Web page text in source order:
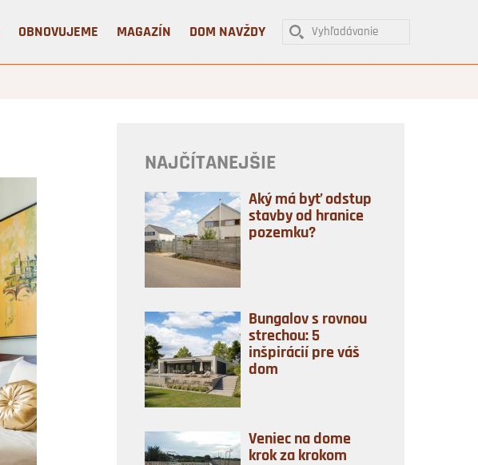
OBNOVUJEME MAGAZÍN DOM NAVŽDY
NAJČÍTANEJŠIE
Aký má byť odstup
stavby od hranice
pozemku?
Bungalov s rovnou
strechou: 5
inšpirácií pre váš
dom
Veniec na dome
krok za krokom